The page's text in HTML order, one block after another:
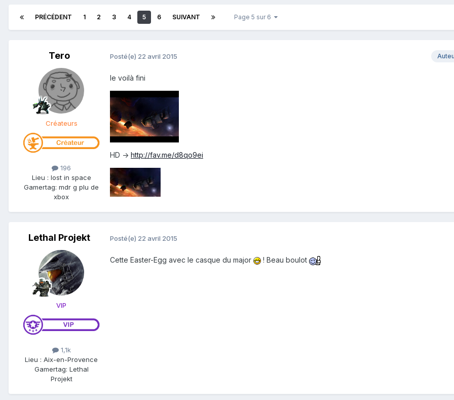
PRÉCÉDENT 1 2 3 4 5 6 SUIVANT Page 5 sur 6
Tero
Créateurs
196
Lieu : lost in space
Gamertag: mdr g plu de
xbox
Posté(e) 22 avril 2015
le voilà fini
HD -> http://fav.me/d8qo9ei
Lethal Projekt
VIP
1,1k
Lieu : Aix-en-Provence
Gamertag: Lethal
Projekt
Posté(e) 22 avril 2015
Cette Easter-Egg avec le casque du major ! Beau boulot